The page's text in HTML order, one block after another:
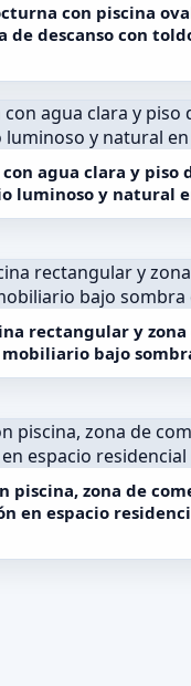
con piscina
de descanso con
agua clara y piso
luminoso y natural
rectangular y zona
bajo
piscina, zona de
en espacio